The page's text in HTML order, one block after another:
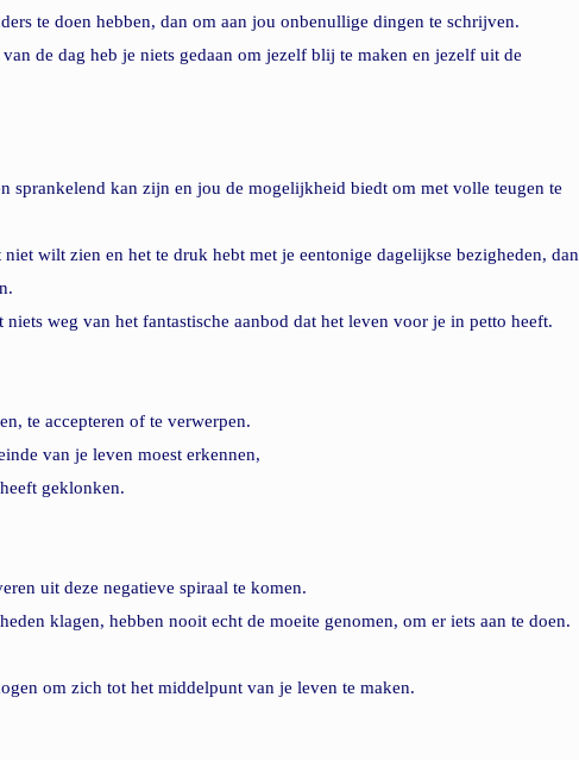
te doen hebben, dan om aan jou onbenullige dingen te schrijven.
de dag heb je niets gedaan om jezelf blij te maken en jezelf uit de
sprankelend kan zijn en jou de mogelijkheid biedt om met volle teugen te
wilt zien en het te druk hebt met je eentonige dagelijkse bezigheden, dan
weg van het fantastische aanbod dat het leven voor je in petto heeft.
te accepteren of te verwerpen.
van je leven moest erkennen,
geklonken.
uit deze negatieve spiraal te komen.
klagen, hebben nooit echt de moeite genomen, om er iets aan te doen.
om zich tot het middelpunt van je leven te maken.